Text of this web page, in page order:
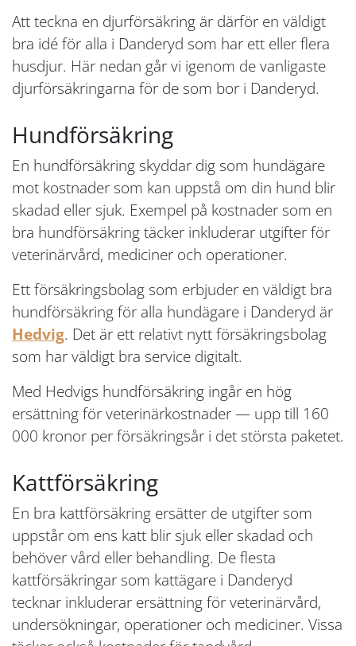
Att teckna en djurförsäkring är därför en väldigt
bra idé för alla i Danderyd som har ett eller flera
husdjur. Här nedan går vi igenom de vanligaste
djurförsäkringarna för de som bor i Danderyd.
Hundförsäkring
En hundförsäkring skyddar dig som hundägare
mot kostnader som kan uppstå om din hund blir
skadad eller sjuk. Exempel på kostnader som en
bra hundförsäkring täcker inkluderar utgifter för
veterinärvård, mediciner och operationer.
Ett försäkringsbolag som erbjuder en väldigt bra
hundförsäkring för alla hundägare i Danderyd är
Hedvig. Det är ett relativt nytt försäkringsbolag
som har väldigt bra service digitalt.
Med Hedvigs hundförsäkring ingår en hög
ersättning för veterinärkostnader — upp till 160
000 kronor per försäkringsår i det största paketet.
Kattförsäkring
En bra kattförsäkring ersätter de utgifter som
uppstår om ens katt blir sjuk eller skadad och
behöver vård eller behandling. De flesta
kattförsäkringar som kattägare i Danderyd
tecknar inkluderar ersättning för veterinärvård,
undersökningar, operationer och mediciner. Vissa